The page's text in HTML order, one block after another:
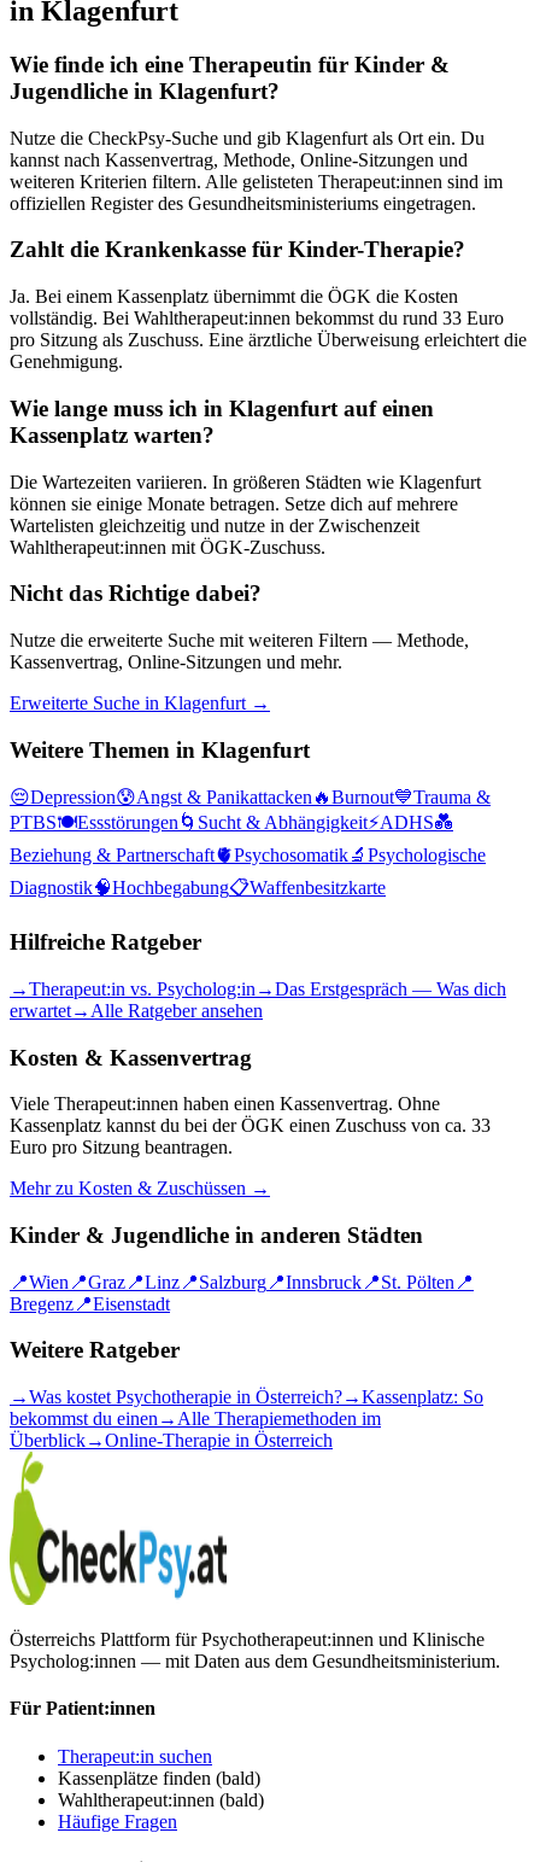
in Klagenfurt
Wie finde ich eine Therapeutin für Kinder &
Jugendliche in Klagenfurt?
Nutze die CheckPsy-Suche und gib Klagenfurt als Ort ein. Du
kannst nach Kassenvertrag, Methode, Online-Sitzungen und
weiteren Kriterien filtern. Alle gelisteten Therapeut:innen sind im
offiziellen Register des Gesundheitsministeriums eingetragen.
Zahlt die Krankenkasse für Kinder-Therapie?
Ja. Bei einem Kassenplatz übernimmt die ÖGK die Kosten
vollständig. Bei Wahltherapeut:innen bekommst du rund 33 Euro
pro Sitzung als Zuschuss. Eine ärztliche Überweisung erleichtert die
Genehmigung.
Wie lange muss ich in Klagenfurt auf einen
Kassenplatz warten?
Die Wartezeiten variieren. In größeren Städten wie Klagenfurt
können sie einige Monate betragen. Setze dich auf mehrere
Wartelisten gleichzeitig und nutze in der Zwischenzeit
Wahltherapeut:innen mit ÖGK-Zuschuss.
Nicht das Richtige dabei?
Nutze die erweiterte Suche mit weiteren Filtern — Methode,
Kassenvertrag, Online-Sitzungen und mehr.
Erweiterte Suche in Klagenfurt →
Weitere Themen in Klagenfurt
😔Depression😰Angst & Panikattacken🔥Burnout💙Trauma &
PTBS🍽️Essstörungen🌀 Sucht & Abhängigkeit⚡ADHS💑
Beziehung & Partnerschaft🫀Psychosomatik🔬 Psychologische
Diagnostik🧠Hochbegabung📋Waffenbesitzkarte
Hilfreiche Ratgeber
→Therapeut:in vs. Psycholog:in →Das Erstgespräch — Was dich
erwartet→ Alle Ratgeber ansehen
Kosten & Kassenvertrag
Viele Therapeut:innen haben einen Kassenvertrag. Ohne
Kassenplatz kannst du bei der ÖGK einen Zuschuss von ca. 33
Euro pro Sitzung beantragen.
Mehr zu Kosten & Zuschüssen →
Kinder & Jugendliche in anderen Städten
📍Wien 📍Graz 📍Linz 📍Salzburg 📍Innsbruck 📍St. Pölten 📍
Bregenz 📍Eisenstadt
Weitere Ratgeber
→Was kostet Psychotherapie in Österreich?→Kassenplatz: So
bekommst du einen → Alle Therapiemethoden im
Überblick→Online-Therapie in Österreich
Österreichs Plattform für Psychotherapeut:innen und Klinische
Psycholog:innen — mit Daten aus dem Gesundheitsministerium.
Für Patient:innen
Therapeut:in suchen
Kassenplätze finden (bald)
Wahltherapeut:innen (bald)
Häufige Fragen